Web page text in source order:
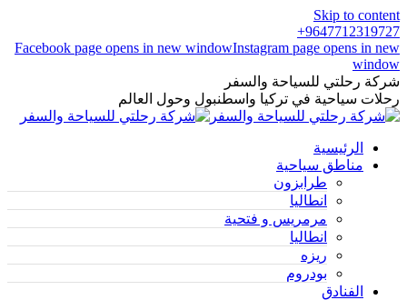
Skip to content
9647712319727+
Facebook page opens in new windowInstagram page opens in new
window
شركة رحلتي للسياحة والسفر
رحلات سياحية في تركيا واسطنبول وحول العالم
الرئيسية
مناطق سياحية
طرابزون
انطاليا
مرمريس و فتحية
انطاليا
ريزه
بودروم
الفنادق